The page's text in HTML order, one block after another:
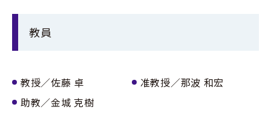
物理学科について
研究分野の紹介
教員
教授／佐藤 卓
准教授／那波 和宏
助教／金城 克樹